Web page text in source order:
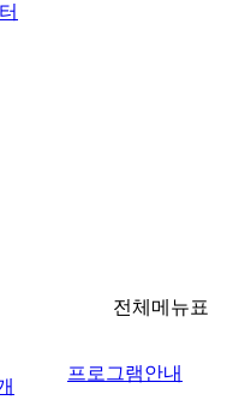
전체메뉴표
프로그램안내